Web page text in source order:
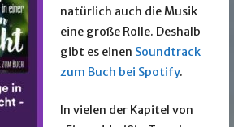
natürlich auch die Musik
eine große Rolle. Deshalb
gibt es einen Soundtrack
zum Buch bei Spotify.
In vielen der Kapitel von